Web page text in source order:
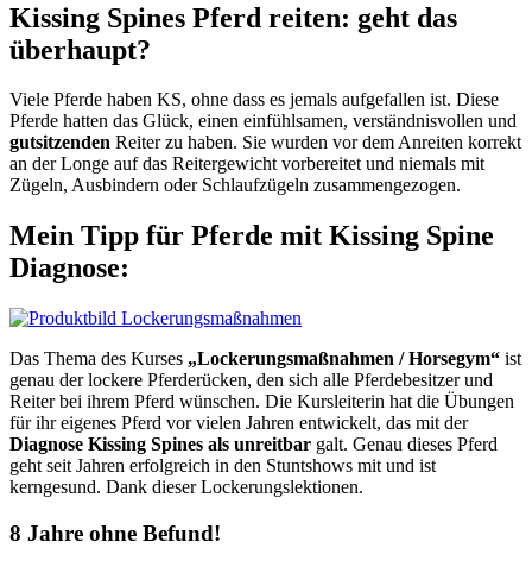
Kissing Spines Pferd reiten: geht das
überhaupt?
Viele Pferde haben KS, ohne dass es jemals aufgefallen ist. Diese
Pferde hatten das Glück, einen einfühlsamen, verständnisvollen und
gutsitzenden Reiter zu haben. Sie wurden vor dem Anreiten korrekt
an der Longe auf das Reitergewicht vorbereitet und niemals mit
Zügeln, Ausbindern oder Schlaufzügeln zusammengezogen.
Mein Tipp für Pferde mit Kissing Spine
Diagnose:
Das Thema des Kurses „Lockerungsmaßnahmen / Horsegym“ ist
genau der lockere Pferderücken, den sich alle Pferdebesitzer und
Reiter bei ihrem Pferd wünschen. Die Kursleiterin hat die Übungen
für ihr eigenes Pferd vor vielen Jahren entwickelt, das mit der
Diagnose Kissing Spines als unreitbar galt. Genau dieses Pferd
geht seit Jahren erfolgreich in den Stuntshows mit und ist
kerngesund. Dank dieser Lockerungslektionen.
8 Jahre ohne Befund!